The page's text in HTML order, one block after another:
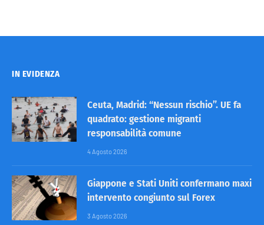
IN EVIDENZA
Ceuta, Madrid: “Nessun rischio”. UE fa
quadrato: gestione migranti
responsabilità comune
4 Agosto 2026
Giappone e Stati Uniti confermano maxi
intervento congiunto sul Forex
3 Agosto 2026